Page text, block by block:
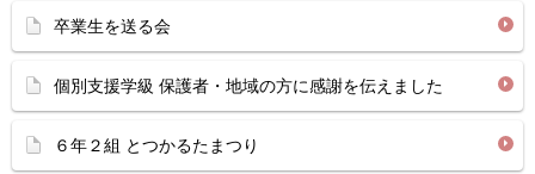
卒業生を送る会
個別支援学級 保護者・地域の方に感謝を伝えました
６年２組 とつかるたまつり